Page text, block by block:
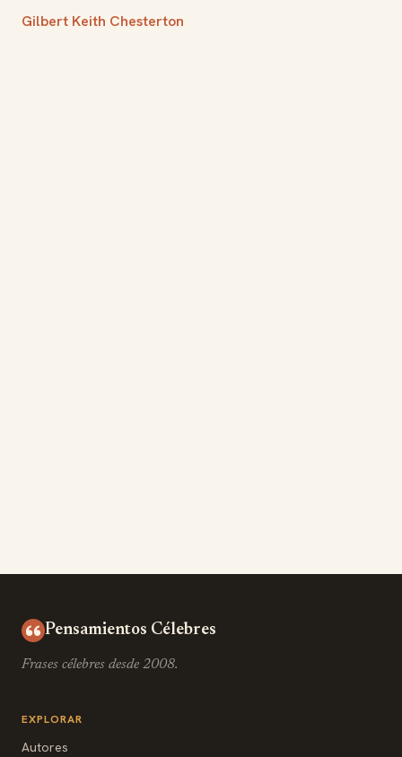
Gilbert Keith Chesterton
Pensamientos Célebres
Frases célebres desde 2008.
EXPLORAR
Autores